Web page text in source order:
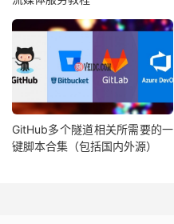
GitHub多个隧道相关所需要的一
键脚本合集（包括国内外源）